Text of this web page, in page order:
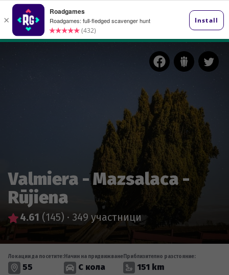
Valmiera - Mazsalaca -
Rūjiena
4.61 (145) · 349 участници
Локации да посетите:
55
Начин на придвижване
С кола
Приблизително разстояние:
151 km